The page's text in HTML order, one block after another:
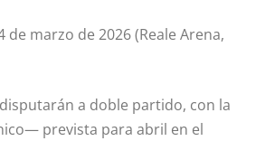
de marzo de 2026 (Reale Arena,
a doble partido, con la
prevista para abril en el